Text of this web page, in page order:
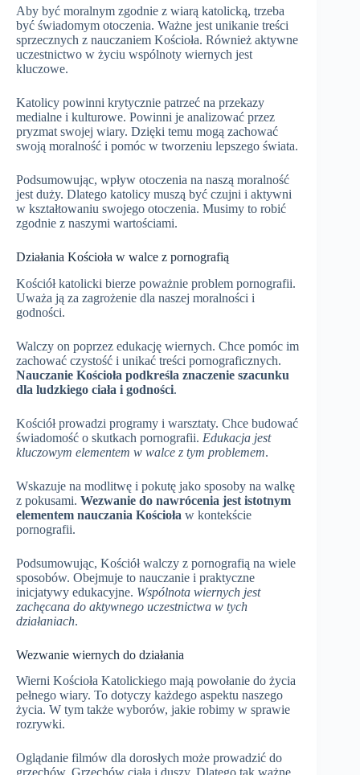
Aby być moralnym zgodnie z wiarą katolicką, trzeba
być świadomym otoczenia. Ważne jest unikanie treści
sprzecznych z nauczaniem Kościoła. Również aktywne
uczestnictwo w życiu wspólnoty wiernych jest
kluczowe.
Katolicy powinni krytycznie patrzeć na przekazy
medialne i kulturowe. Powinni je analizować przez
pryzmat swojej wiary. Dzięki temu mogą zachować
swoją moralność i pomóc w tworzeniu lepszego świata.
Podsumowując, wpływ otoczenia na naszą moralność
jest duży. Dlatego katolicy muszą być czujni i aktywni
w kształtowaniu swojego otoczenia. Musimy to robić
zgodnie z naszymi wartościami.
Działania Kościoła w walce z pornografią
Kościół katolicki bierze poważnie problem pornografii.
Uważa ją za zagrożenie dla naszej moralności i
godności.
Walczy on poprzez edukację wiernych. Chce pomóc im
zachować czystość i unikać treści pornograficznych.
Nauczanie Kościoła podkreśla znaczenie szacunku
dla ludzkiego ciała i godności.
Kościół prowadzi programy i warsztaty. Chce budować
świadomość o skutkach pornografii. Edukacja jest
kluczowym elementem w walce z tym problemem.
Wskazuje na modlitwę i pokutę jako sposoby na walkę
z pokusami. Wezwanie do nawrócenia jest istotnym
elementem nauczania Kościoła w kontekście
pornografii.
Podsumowując, Kościół walczy z pornografią na wiele
sposobów. Obejmuje to nauczanie i praktyczne
inicjatywy edukacyjne. Wspólnota wiernych jest
zachęcana do aktywnego uczestnictwa w tych
działaniach.
Wezwanie wiernych do działania
Wierni Kościoła Katolickiego mają powołanie do życia
pełnego wiary. To dotyczy każdego aspektu naszego
życia. W tym także wyborów, jakie robimy w sprawie
rozrywki.
Oglądanie filmów dla dorosłych może prowadzić do